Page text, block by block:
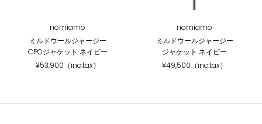
nomiamo
ミルドウールジャージー
CPOジャケット ネイビー
¥53,900（inc.tax）
nomiamo
ミルドウールジャージー
ジャケット ネイビー
¥49,500（inc.tax）